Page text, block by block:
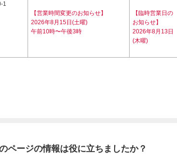
1
【営業時間変更のお知らせ】
2026年8月15日(土曜)
午前10時〜午後3時
【臨時営業日の
お知らせ】
2026年8月13日
(木曜)
ページの情報は役に立ちましたか？